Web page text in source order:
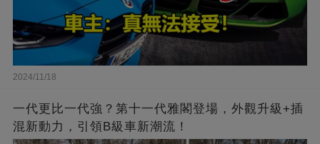
2024/11/18
一代更比一代強？第十一代雅閣登場，外觀升級+插
混新動力，引領B級車新潮流！